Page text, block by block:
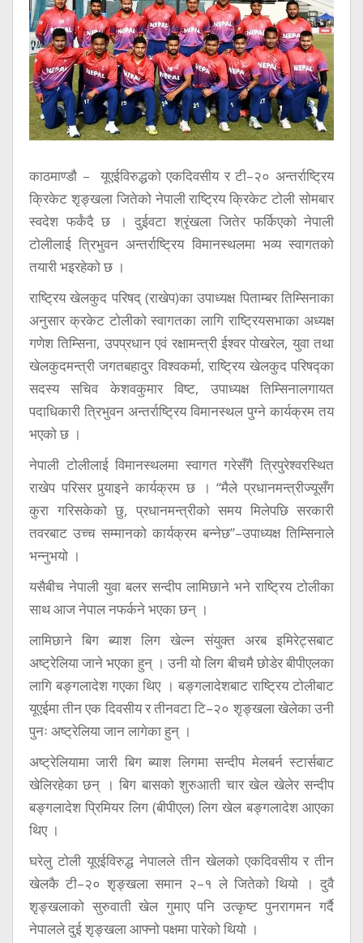
काठमाण्डाै – यूएईविरुद्धको एकदिवसीय र टी–२० अन्तर्राष्ट्रिय
क्रिकेट शृङ्खला जितेको नेपाली राष्ट्रिय क्रिकेट टोली साेमबार
स्वदेश फर्कंदै छ । दुईवटा श्रृ‌ंखला जितेर फर्किएको नेपाली
टाेलीलाई त्रिभुवन अन्तर्राष्ट्रिय विमानस्थलमा भव्य स्वागतको
तयारी भइरहेको छ ।
राष्ट्रिय खेलकुद परिषद् (राखेप)का उपाध्यक्ष पिताम्बर तिम्सिनाका
अनुसार क्रकेट टोलीको स्वागतका लागि राष्ट्रियसभाका अध्यक्ष
गणेश तिम्सिना, उपप्रधान एवं रक्षामन्त्री ईश्वर पोखरेल, युवा तथा
खेलकुदमन्त्री जगतबहादुर विश्वकर्मा, राष्ट्रिय खेलकुद परिषद्का
सदस्य सचिव केशवकुमार विष्ट, उपाध्यक्ष तिम्सिनालगायत
पदाधिकारी त्रिभुवन अन्तर्राष्ट्रिय विमानस्थल पुग्ने कार्यक्रम तय
भएको छ ।
नेपाली टोलीलाई विमानस्थलमा स्वागत गरेसँगै त्रिपुरेश्वरस्थित
राखेप परिसर पुर्‍याइने कार्यक्रम छ । “मैले प्रधानमन्त्रीज्यूसँग
कुरा गरिसकेको छु, प्रधानमन्त्रीको समय मिलेपछि सरकारी
तवरबाट उच्च सम्मानको कार्यक्रम बन्नेछ”–उपाध्यक्ष तिम्सिनाले
भन्नुभयो ।
यसैबीच नेपाली युवा बलर सन्दीप लामिछाने भने राष्ट्रिय टोलीका
साथ आज नेपाल नफर्कने भएका छन् ।
लामिछाने बिग ब्याश लिग खेल्न संयुक्त अरब इमिरेट्सबाट
अष्ट्रेलिया जाने भएका हुन् । उनी यो लिग बीचमै छोडेर बीपीएलका
लागि बङ्गलादेश गएका थिए । बङ्गलादेशबाट राष्ट्रिय टोलीबाट
यूएईमा तीन एक दिवसीय र तीनवटा टि–२० शृङ्खला खेलेका उनी
पुनः अष्ट्रेलिया जान लागेका हुन् ।
अष्ट्रेलियामा जारी बिग ब्याश लिगमा सन्दीप मेलबर्न स्टार्सबाट
खेलिरहेका छन् । बिग बासको शुरुआती चार खेल खेलेर सन्दीप
बङ्गलादेश प्रिमियर लिग (बीपीएल) लिग खेल बङ्गलादेश आएका
थिए ।
घरेलु टोली यूएईविरुद्ध नेपालले तीन खेलको एकदिवसीय र तीन
खेलकै टी–२० शृङ्खला समान २–१ ले जितेको थियो । दुवै
शृङ्खलाको सुरुवाती खेल गुमाए पनि उत्कृष्ट पुनरागमन गर्दै
नेपालले दुई शृङ्खला आफ्नो पक्षमा पारेको थियो ।
सूचना
प्रविधि
अन्तर्वार्ता
अन्तर्राष्ट्रिय
स्वास्थ्य
Tech